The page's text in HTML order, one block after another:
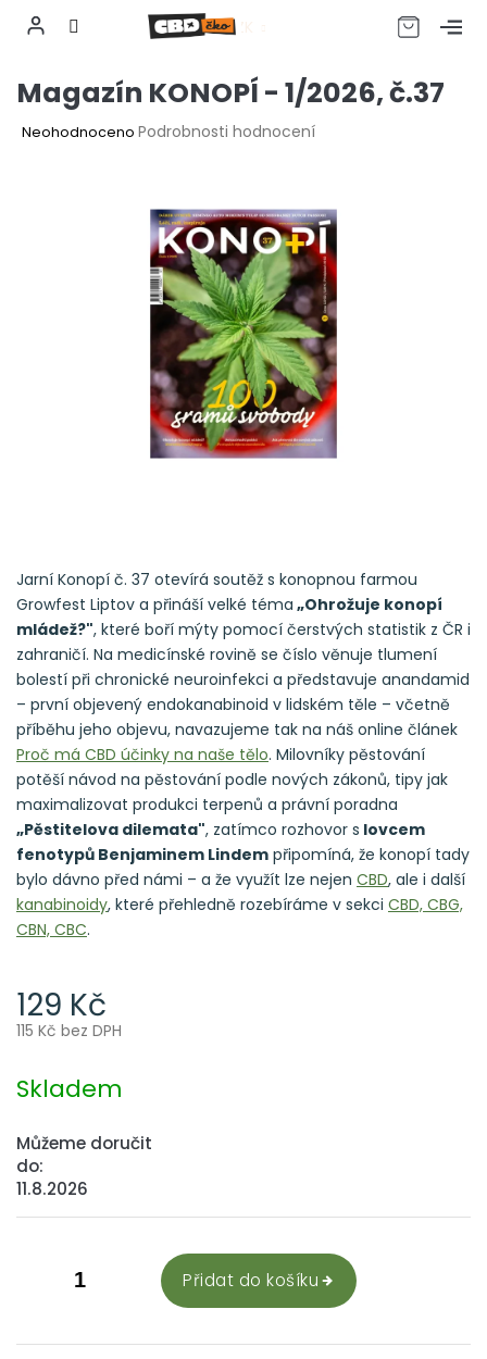
CZK
Magazín KONOPÍ - 1/2026, č.37
Průměrné
Neohodnoceno Podrobnosti hodnocení
129 Kč
115 Kč bez DPH
cena:
Skladem
Můžeme doručit
do:
11.8.2026
Přidat do košíku
Jarní Konopí č. 37 otevírá soutěž s konopnou farmou
Growfest Liptov a přináší velké téma „Ohrožuje konopí
mládež?", které boří mýty pomocí čerstvých statistik z ČR i
zahraničí. Na medicínské rovině se číslo věnuje tlumení
bolestí při chronické neuroinfekci a představuje anandamid
– první objevený endokanabinoid v lidském těle – včetně
příběhu jeho objevu, navazujeme tak na náš online článek
Proč má CBD účinky na naše tělo. Milovníky pěstování
potěší návod na pěstování podle nových zákonů, tipy jak
maximalizovat produkci terpenů a právní poradna
„Pěstitelova dilemata", zatímco rozhovor s lovcem
fenotypů Benjaminem Lindem připomíná, že konopí tady
bylo dávno před námi – a že využít lze nejen CBD, ale i další
kanabinoidy, které přehledně rozebíráme v sekci CBD, CBG,
CBN, CBC.